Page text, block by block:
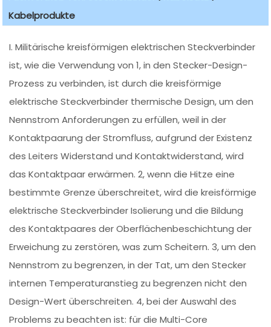
Kabelprodukte
I. Militärische kreisförmigen elektrischen Steckverbinder
ist, wie die Verwendung von 1, in den Stecker-Design-
Prozess zu verbinden, ist durch die kreisförmige
elektrische Steckverbinder thermische Design, um den
Nennstrom Anforderungen zu erfüllen, weil in der
Kontaktpaarung der Stromfluss, aufgrund der Existenz
des Leiters Widerstand und Kontaktwiderstand, wird
das Kontaktpaar erwärmen. 2, wenn die Hitze eine
bestimmte Grenze überschreitet, wird die kreisförmige
elektrische Steckverbinder Isolierung und die Bildung
des Kontaktpaares der Oberflächenbeschichtung der
Erweichung zu zerstören, was zum Scheitern. 3, um den
Nennstrom zu begrenzen, in der Tat, um den Stecker
internen Temperaturanstieg zu begrenzen nicht den
Design-Wert überschreiten. 4, bei der Auswahl des
Problems zu beachten ist: für die Multi-Core